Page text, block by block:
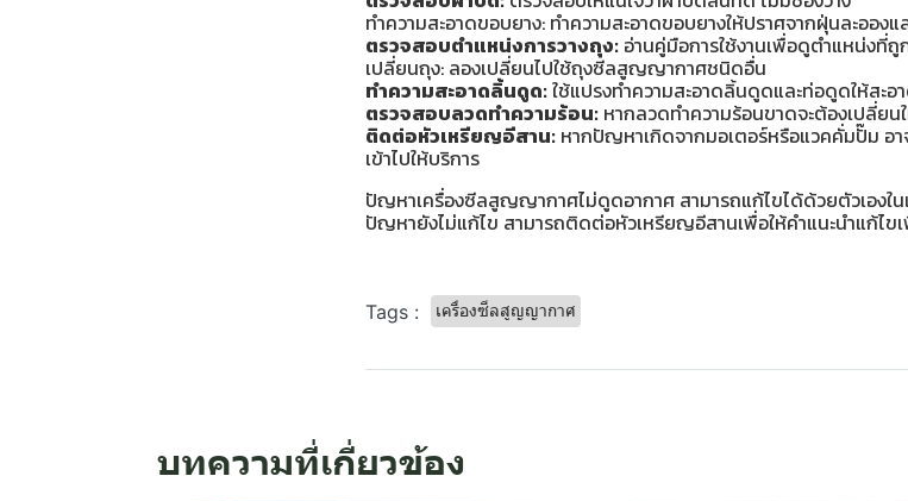
ทำความสะอาดขอบยาง: ทำความสะอาดขอบยางให้ปราศจากฝุ่นละออง
ตรวจสอบตำแหน่งการวางถุง: อ่านคู่มือการใช้งานเพื่อดูตำแหน่งที่ถู
เปลี่ยนถุง: ลองเปลี่ยนไปใช้ถุงซีลสูญญากาศชนิดอื่น
ทำความสะอาดลิ้นดูด:ใช้แปรงทำความสะอาดลิ้นดูดและท่อดูดให้สะอ
ตรวจสอบลวดทำความร้อน: หากลวดทำความร้อนขาดจะต้องเปลี่ยน
ติดต่อหัวเหรียญอีสาน: หากปัญหาเกิดจากมอเตอร์หรือแวคคั่มปั๊ม อา
เข้าไปให้บริการ
ปัญหาเครื่องซีลสูญญากาศไม่ดูดอากาศ สามารถแก้ไขได้ด้วยตัวเองใ
ปัญหายังไม่แก้ไข สามารถติดต่อหัวเหรียญอีสานเพื่อให้คำแนะนำแก้ไข
Tags : เครื่องซีลสูญญากาศ
บทความที่เกี่ยวข้อง